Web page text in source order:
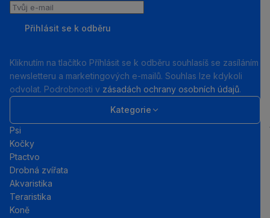
Tvůj
Přihlásit se k odběru
Kliknutím na tlačítko Příhlásit se k odběru souhlasíš se zasíláním
newsletteru a marketingových e-mailů. Souhlas lze kdykoli
odvolat. Podrobnosti v zásadách ochrany osobních údajů.
Kategorie
Psi
Kočky
Ptactvo
Drobná zvířata
Akvaristika
Teraristika
Koně